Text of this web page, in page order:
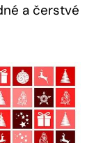
a čerstvé